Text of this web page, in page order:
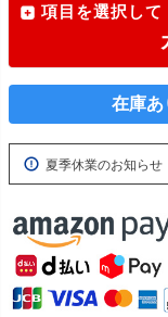
項目を選択して
在庫あ
夏季休業のお知らせ